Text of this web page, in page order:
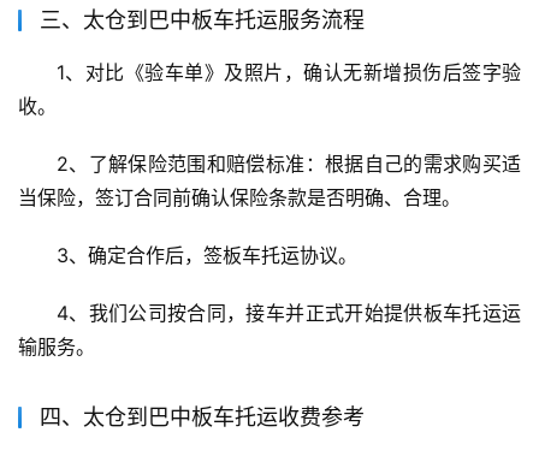
三、太仓到巴中板车托运服务流程
1、对比《验车单》及照片，确认无新增损伤后签字验
收。
2、了解保险范围和赔偿标准：根据自己的需求购买适
当保险，签订合同前确认保险条款是否明确、合理。
3、确定合作后，签板车托运协议。
4、我们公司按合同，接车并正式开始提供板车托运运
输服务。
四、太仓到巴中板车托运收费参考